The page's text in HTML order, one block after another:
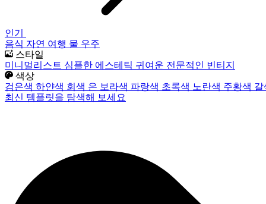
인기
음식 자연 여행 물 우주
스타일
미니멀리스트 심플한 에스테틱 귀여운 전문적인 빈티지
색상
검은색 하얀색 회색 은 보라색 파랑색 초록색 노란색 주황색
최신 템플릿을 탐색해 보세요